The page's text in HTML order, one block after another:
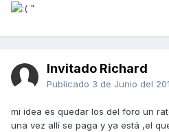
"
Invitado Richard
Publicado 3 de Junio del
mi idea es quedar los del foro un
una vez allí se paga y ya está ,el